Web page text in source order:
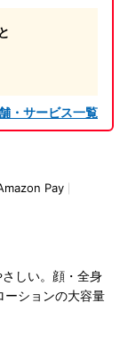
・サービス一覧
Pay
しい。顔・全身
ーションの大容量